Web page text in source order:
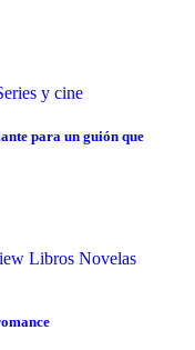
y cine
para un guión que
Libros Novelas